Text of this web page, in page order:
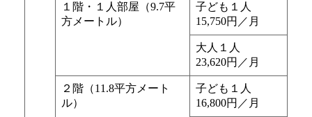
１階・１人部屋（9.7平
方メートル）
子ども１人
15,750円／月
大人１人
23,620円／月
２階（11.8平方メート
ル）
子ども１人
16,800円／月